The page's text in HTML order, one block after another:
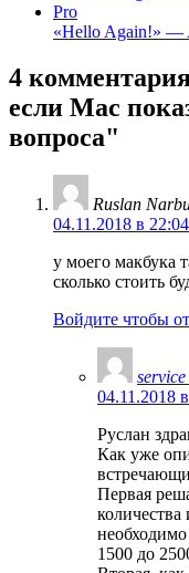
«Hello Again!» —
4
если Mac
вопроса"
Ruslan
04.11.2018 в 22:04
у моего макбука
сколько стоить
Войдите чтобы
04.11.2018
Руслан
Как уже
Первая
1500 до